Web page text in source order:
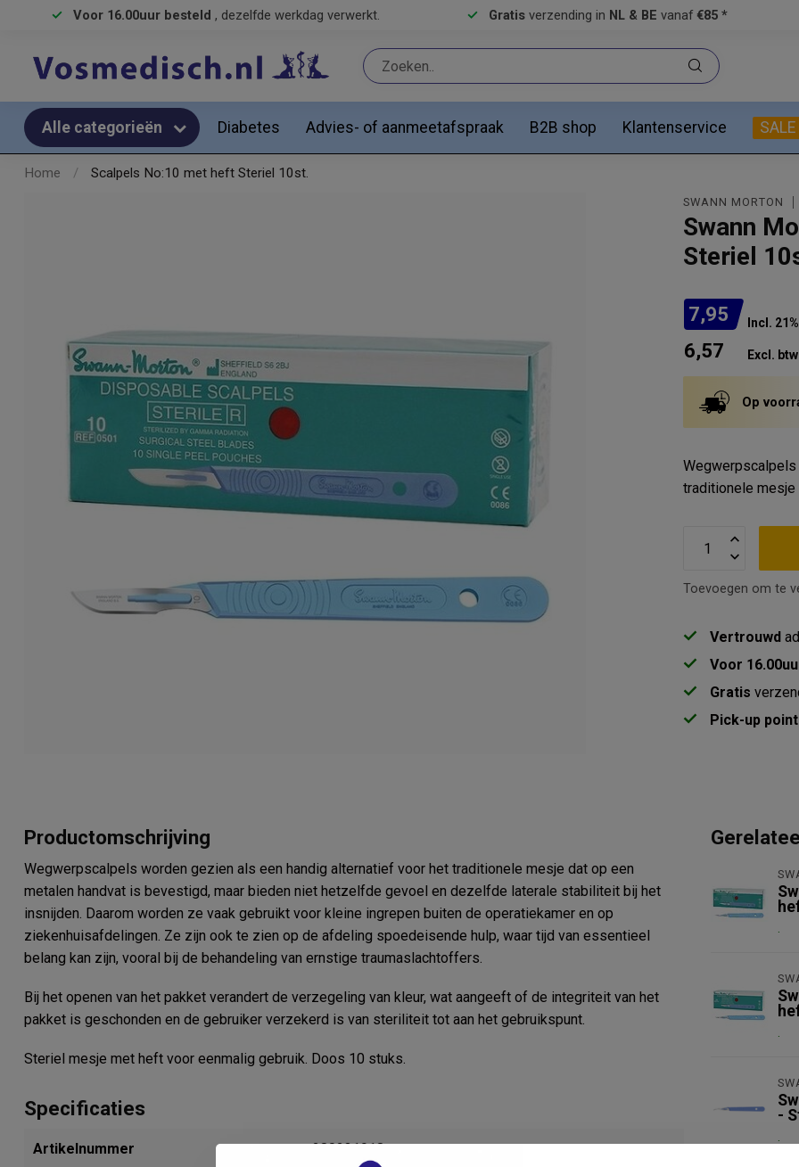
Voor 16.00uur besteld , dezelfde werkdag verwerkt. Gratis verzending in NL & BE vanaf €85 *
Alle categorieën Diabetes Advies- of aanmeetafspraak B2B shop Klantenservice SALE
Home / Scalpels No:10 met heft Steriel 10st.
SWANN MORTON
Swann
Steriel
7,95 Incl.
6,57 Excl. btw
Op
traditionele
Toevoegen om te
Vertrouwd
Voor
Gratis
Pick-up point
Productomschrijving
Wegwerpscalpels worden gezien als een handig alternatief voor het traditionele mesje dat op een
metalen handvat is bevestigd, maar bieden niet hetzelfde gevoel en dezelfde laterale stabiliteit bij het
insnijden. Daarom worden ze vaak gebruikt voor kleine ingrepen buiten de operatiekamer en op
ziekenhuisafdelingen. Ze zijn ook te zien op de afdeling spoedeisende hulp, waar tijd van essentieel
belang kan zijn, vooral bij de behandeling van ernstige traumaslachtoffers.
Bij het openen van het pakket verandert de verzegeling van kleur, wat aangeeft of de integriteit van het
pakket is geschonden en de gebruiker verzekerd is van steriliteit tot aan het gebruikspunt.
Steriel mesje met heft voor eenmalig gebruik. Doos 10 stuks.
Specificaties
Artikelnummer 280231918
.
.
-
.